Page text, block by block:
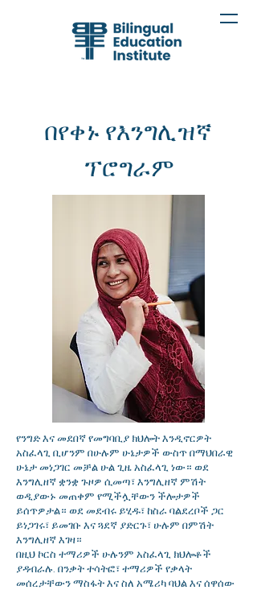
በየቀኑ የእንግሊዝኛ
ፕሮግራም
የንግድ እና መደበኛ የመግባቢያ ክህሎት እንዲኖርዎት
አስፈላጊ ቢሆንም በሁሉም ሁኔታዎች ውስጥ በማህበራዊ
ሁኔታ መነጋገር መቻል ሁል ጊዜ አስፈላጊ ነው። ወደ
እንግሊዘኛ ቋንቋ ጉዞዎ ሲመጣ፣ እንግሊዘኛ ምሽት
ወዲያውኑ መጠቀም የሚችሏቸውን ችሎታዎች
ይሰጥዎታል። ወደ መደብሩ ይሂዱ፣ ከስራ ባልደረቦች ጋር
ይነጋገሩ፣ ይመገቡ እና ጓደኛ ያድርጉ፣ ሁሉም በምሽት
እንግሊዘኛ እገዛ።
በዚህ ኮርስ ተማሪዎች ሁሉንም አስፈላጊ ክህሎቶች
ያዳብራሉ. በንቃት ተሳትፎ፣ ተማሪዎች የቃላት
መሰረታቸውን ማስፋት እና ስለ አሜሪካ ባህል እና ሰዋሰው